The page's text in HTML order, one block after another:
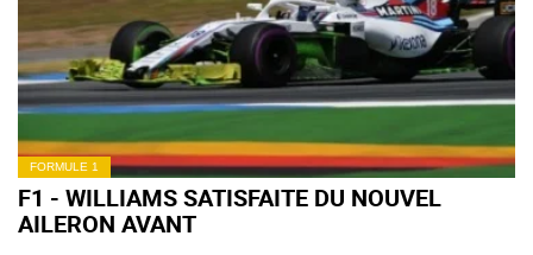
FORMULE 1
F1 - WILLIAMS SATISFAITE DU NOUVEL
AILERON AVANT